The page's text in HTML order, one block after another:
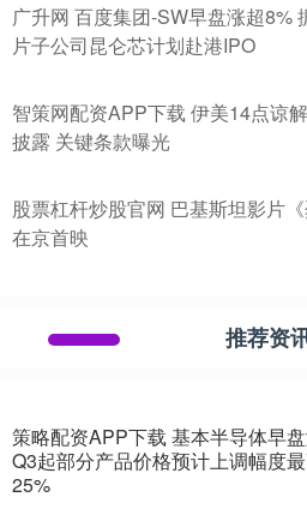
广升网 百度集团-SW早盘涨超8%
片子公司昆仑芯计划赴港IPO
智策网配资APP下载 伊美14点谅
披露 关键条款曝光
股票杠杆炒股官网 巴基斯坦影片《
在京首映
推荐资
策略配资APP下载 基本半导体早
Q3起部分产品价格预计上调幅度
25%